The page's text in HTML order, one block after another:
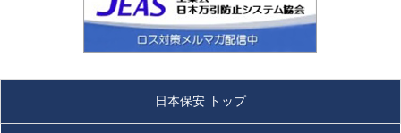
日本保安 トップ